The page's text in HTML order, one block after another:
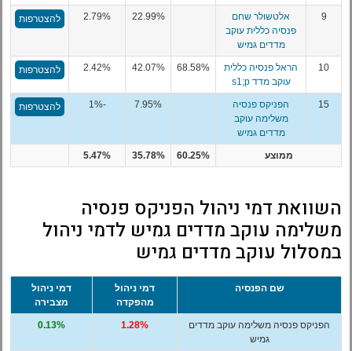
9
אלטשולר שחם
פנסיה כללית עוקב
מדדים גמיש
22.99%
2.79% להצטרפות
10
הראל פנסיה כללית
עוקב מדד s1;p
68.58%
42.07%
2.42% להצטרפות
15
הפניקס פנסיה
משלימה עוקב
מדדים גמיש
7.95%
-1% להצטרפות
ממוצע 60.25%
35.78%
5.47%
השוואת דמי ניהול הפניקס פנסיה
משלימה עוקב מדדים גמיש לדמי ניהול
במסלול עוקב מדדים גמיש
שם הפנסיה
דמי ניהול
מהפקדה
דמי ניהול
מצבירה
הפניקס פנסיה משלימה עוקב מדדים
גמיש
1.28%
0.13%